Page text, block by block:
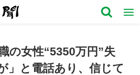
の女性“5350万円”失
」と電話あり、信じて